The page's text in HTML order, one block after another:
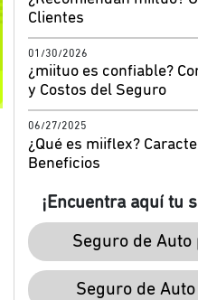
Clientes
01/30/2026
¿miituo es confiable?
y Costos del Seguro
06/27/2025
¿Qué es miiflex?
Beneficios
¡Encuentra aquí tu
Seguro de Auto
Seguro de